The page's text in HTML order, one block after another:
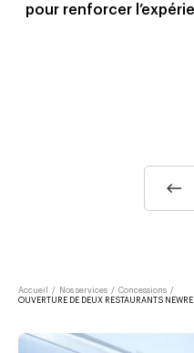
pour renforcer
Accueil / Nos services / Concessions /
OUVERTURE DE DEUX RESTAURANTS